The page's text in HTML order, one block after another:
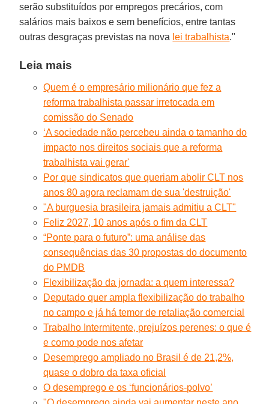
serão substituídos por empregos precários, com
salários mais baixos e sem benefícios, entre tantas
outras desgraças previstas na nova lei trabalhista."
Leia mais
Quem é o empresário milionário que fez a
reforma trabalhista passar irretocada em
comissão do Senado
‘A sociedade não percebeu ainda o tamanho do
impacto nos direitos sociais que a reforma
trabalhista vai gerar'
Por que sindicatos que queriam abolir CLT nos
anos 80 agora reclamam de sua 'destruição'
"A burguesia brasileira jamais admitiu a CLT"
Feliz 2027, 10 anos após o fim da CLT
“Ponte para o futuro”: uma análise das
consequências das 30 propostas do documento
do PMDB
Flexibilização da jornada: a quem interessa?
Deputado quer ampla flexibilização do trabalho
no campo e já há temor de retaliação comercial
Trabalho Intermitente, prejuízos perenes: o que é
e como pode nos afetar
Desemprego ampliado no Brasil é de 21,2%,
quase o dobro da taxa oficial
O desemprego e os ‘funcionários-polvo’